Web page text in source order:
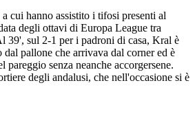
cui hanno assistito i tifosi presenti al
degli ottavi di Europa League tra
39', sul 2-1 per i padroni di casa, Kral è
dal pallone che arrivava dal corner ed è
senza neanche accorgersene.
degli andalusi, che nell'occasione si è